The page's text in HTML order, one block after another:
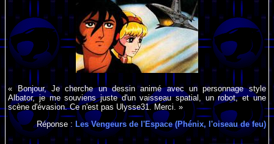
« Bonjour, Je cherche un dessin animé avec un personnage style
Albator, je me souviens juste d'un vaisseau spatial, un robot, et une
scène d'évasion. Ce n'est pas Ulysse31. Merci. »
Réponse : Les Vengeurs de l'Espace (Phénix, l'oiseau de feu)